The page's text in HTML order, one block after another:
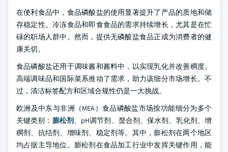
在便利食品中，食品磷酸盐的使用显著提升了产品的质地和储
存稳定性。冷冻食品和即食食品的需求持续增长，尤其是在忙
碌的职场人群中。然而，提供无磷酸盐食品正成为消费者的健
康关切。
食品磷酸盐还用于调味酱和酱料中，以实现乳化并改善稠度。
高端调味品和国际菜系推动了需求，助力该细分市场增长。不
过，清洁标签配方和区域合规性仍是一大挑战。
欧洲及中东与非洲（MEA）食品磷酸盐市场按功能细分为多个
关键类别： 膨松剂、pH调节剂、螯合剂、保水剂、乳化剂、增
稠剂、抗结剂、增味剂、稳定剂等。其中，膨松剂在两个地区
均占据主导地位。膨松剂在食品加工行业中发挥关键作用，能